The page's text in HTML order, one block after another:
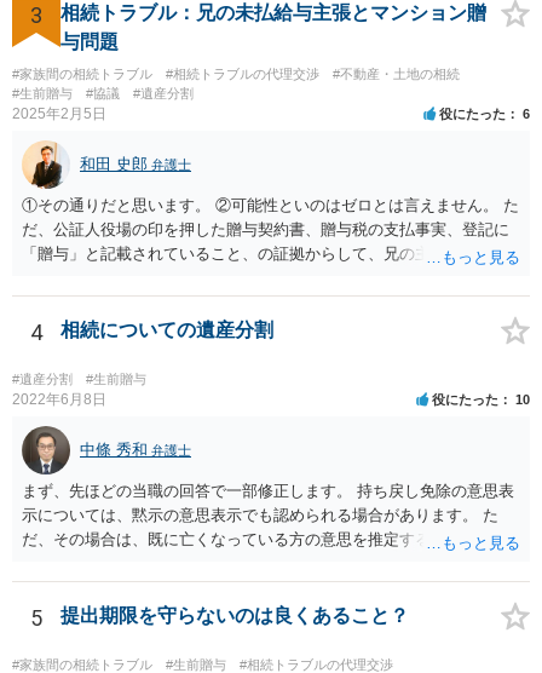
3
相続トラブル：兄の未払給与主張とマンション贈
与問題
#家族間の相続トラブル #相続トラブルの代理交渉
#不動産・土地の相続
#生前贈与
#協議 #遺産分割
2025年2月5日 役にたった 6
和田 史郎 弁護士
①その通りだと思います。 ②可能性といのはゼロとは言えません。 た
だ、公証人役場の印を押した贈与契約書、贈与税の支払事実、登記に
「贈与」と記載されていること、の証拠からして、兄の主張は通らな
わなければ、遺産分割調停を申し立てて進めるのがベターのような気
がしますね。
4 相続についての遺産分割
#遺産分割 #生前贈与
2022年6月8日 役にたった 10
中條 秀和 弁護士
まず、先ほどの当職の回答で一部修正します。 持ち戻し免除の意思表
示については、黙示の意思表示でも認められる場合があります。 た
だ、その場合は、既に亡くなっている方の意思を推定することになり
持ち戻し免除の意思表示は書面で明確にしておいていただくべきとい
う結論は変わりません。 誤解を与えるような回答でした。失礼しまし
た。 文言については、「〇〇に対する生前贈与による特別受益の持ち
戻しをすべて免除する」というのがオーソドックスなものですが、ご
5 提出期限を守らないのは良くあること？
#家族間の相続トラブル #生前贈与
#相続トラブルの代理交渉